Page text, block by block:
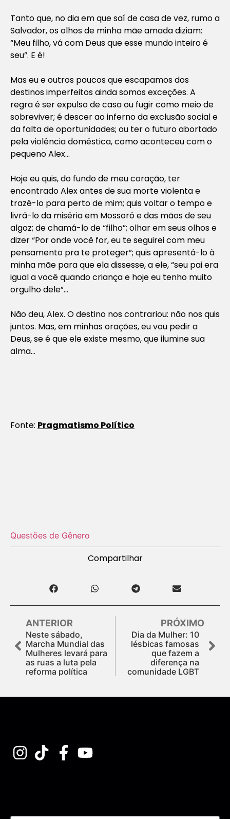
Tanto que, no dia em que saí de casa de vez, rumo a
Salvador, os olhos de minha mãe amada diziam:
“Meu filho, vá com Deus que esse mundo inteiro é
seu”. E é!
Mas eu e outros poucos que escapamos dos
destinos imperfeitos ainda somos exceções. A
regra é ser expulso de casa ou fugir como meio de
sobreviver; é descer ao inferno da exclusão social e
da falta de oportunidades; ou ter o futuro abortado
pela violência doméstica, como aconteceu com o
pequeno Alex…
Hoje eu quis, do fundo de meu coração, ter
encontrado Alex antes de sua morte violenta e
trazê-lo para perto de mim; quis voltar o tempo e
livrá-lo da miséria em Mossoró e das mãos de seu
algoz; de chamá-lo de “filho”; olhar em seus olhos e
dizer “Por onde você for, eu te seguirei com meu
pensamento pra te proteger”; quis apresentá-lo à
minha mãe para que ela dissesse, a ele, “seu pai era
igual a você quando criança e hoje eu tenho muito
orgulho dele”…
Não deu, Alex. O destino nos contrariou: não nos quis
juntos. Mas, em minhas orações, eu vou pedir a
Deus, se é que ele existe mesmo, que ilumine sua
alma…
Fonte: Pragmatismo Político
Questões de Gênero
Compartilhar
ANTERIOR
Neste sábado,
Marcha Mundial das
Mulheres levará para
as ruas a luta pela
reforma política
PRÓXIMO
Dia da Mulher: 10
lésbicas famosas
que fazem a
diferença na
comunidade LGBT